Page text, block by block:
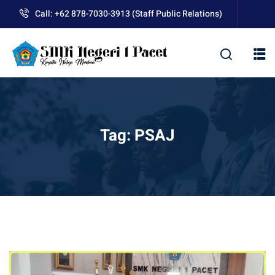
content
Call: +62 878-7030-3913 (Staff Public Relations)
Tag: PSAJ